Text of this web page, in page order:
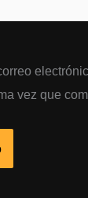
vez que